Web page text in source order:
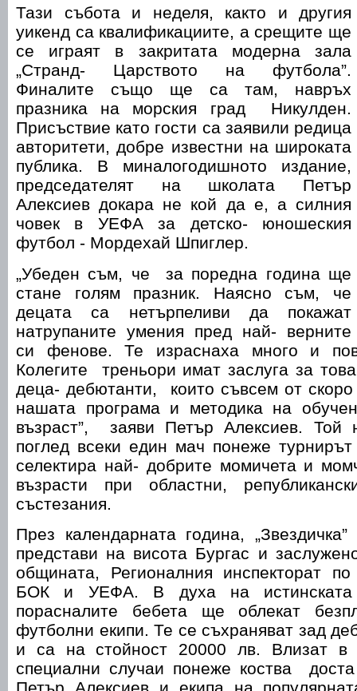
Тази събота и неделя, както и другия
уикенд са квалификациите, а срещите ще
се играят в закритата модерна зала
„Странд- Царството на футбола”.
Финалите също ще са там, навръх
празника на морския град Никулден.
Присъствие като гости са заявили редица
авторитети, добре известни на широката
публика. В миналогодишното издание,
председателят на школата Петър
Алексиев докара не кой да е, а силния
човек в УЕФА за детско- юношеския
футбол - Мордехай Шпиглер.
„Убеден съм, че за поредна година ще
стане голям празник. Наясно съм, че
децата са нетърпеливи да покажат
натрупаните умения пред най- верните
си фенове. Те израснаха много и
Колегите треньори имат заслуга за
деца- дебютанти, които съвсем от
нашата програма и методика на
възраст”, заяви Петър Алексиев. Той
поглед всеки един мач понеже
селектира най- добрите момичета и
възрасти при областни,
състезания.
През календарната година,
представи на висота Бургас и
общината, Регионалния инспекторат
БОК и УЕФА. В духа на истинската
порасналите бебета ще облекат
футболни екипи. Те се съхраняват зад
и са на стойност 20000 лв. Влизат в
специални случаи понеже коства